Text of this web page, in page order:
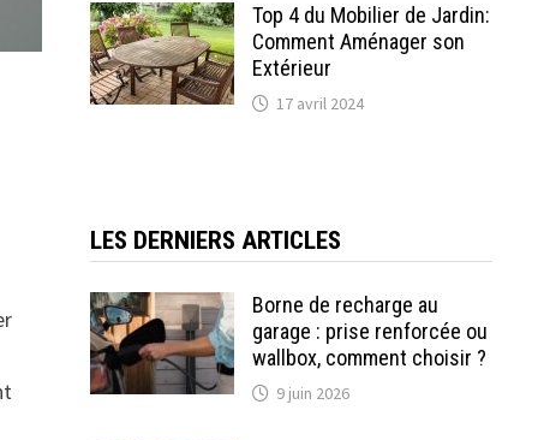
Top 4 du Mobilier de Jardin:
Comment Aménager son
Extérieur
17 avril 2024
LES DERNIERS ARTICLES
Borne de recharge au
garage : prise renforcée ou
wallbox, comment choisir ?
9 juin 2026